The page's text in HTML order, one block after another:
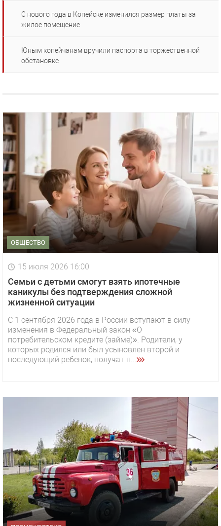
С нового года в Копейске изменился размер платы за
жилое помещение
Юным копейчанам вручили паспорта в торжественной
обстановке
ОБЩЕСТВО
15 июля 2026 16:00
Семьи с детьми смогут взять ипотечные
каникулы без подтверждения сложной
жизненной ситуации
С 1 сентября 2026 года в России вступают в силу
изменения в Федеральный закон «О
потребительском кредите (займе)». Родители, у
которых родился или был усыновлен второй и
последующий ребенок, получат п...